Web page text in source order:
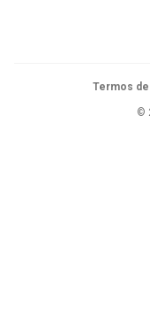
Termos de
©